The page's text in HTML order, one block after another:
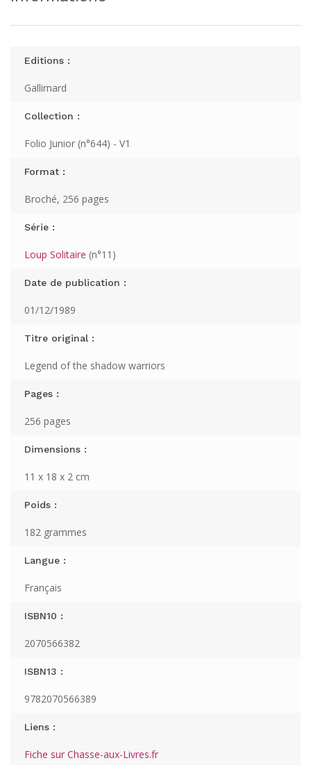
Editions :
Gallimard
Collection :
Folio Junior (n°644) - V1
Format :
Broché, 256 pages
Série :
Loup Solitaire (n°11)
Date de publication :
01/12/1989
Titre original :
Legend of the shadow warriors
Pages :
256 pages
Dimensions :
11 x 18 x 2 cm
Poids :
182 grammes
Langue :
Français
ISBN10 :
2070566382
ISBN13 :
9782070566389
Liens :
Fiche sur Chasse-aux-Livres.fr